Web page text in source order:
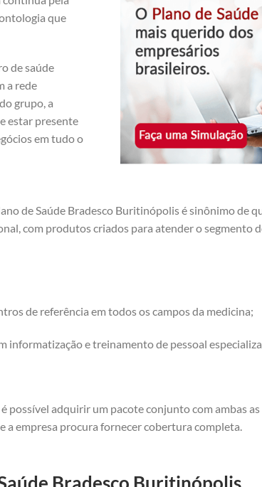
que
de saúde
a rede
grupo, a
estar presente
em tudo o
de Saúde Bradesco Buritinópolis é sinônimo de
com produtos criados para atender o segmento
de referência em todos os campos da medicina;
informatização e treinamento de pessoal
possível adquirir um pacote conjunto com ambas
a empresa procura fornecer cobertura completa.
Bradesco Buritinópolis